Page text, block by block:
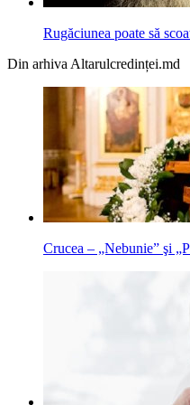
Rugăciunea poate să
Din arhiva Altarulcredinței.md
Crucea – „Nebunie” şi